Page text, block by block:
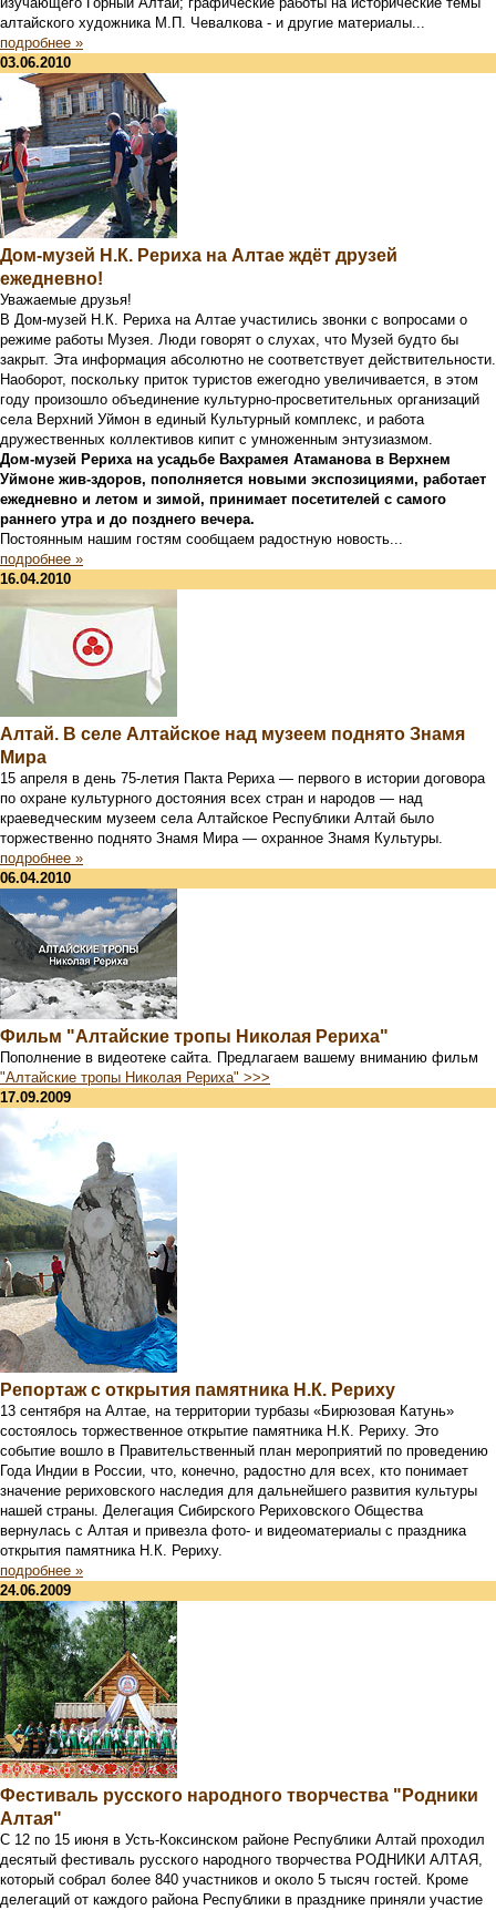
алтайского художника М.П. Чевалкова - и другие материалы...
подробнее »
03.06.2010
Дом-музей Н.К. Рериха на Алтае ждёт друзей
ежедневно!
Уважаемые друзья!
В Дом-музей Н.К. Рериха на Алтае участились звонки с вопросами о
режиме работы Музея. Люди говорят о слухах, что Музей будто бы
закрыт. Эта информация абсолютно не соответствует действительности.
Наоборот, поскольку приток туристов ежегодно увеличивается, в этом
году произошло объединение культурно-просветительных организаций
села Верхний Уймон в единый Культурный комплекс, и работа
дружественных коллективов кипит с умноженным энтузиазмом.
Дом-музей Рериха на усадьбе Вахрамея Атаманова в Верхнем
Уймоне жив-здоров, пополняется новыми экспозициями, работает
ежедневно и летом и зимой, принимает посетителей с самого
раннего утра и до позднего вечера.
Постоянным нашим гостям сообщаем радостную новость...
подробнее »
16.04.2010
Алтай. В селе Алтайское над музеем поднято Знамя
Мира
15 апреля в день 75-летия Пакта Рериха — первого в истории договора
по охране культурного достояния всех стран и народов — над
краеведческим музеем села Алтайское Республики Алтай было
торжественно поднято Знамя Мира — охранное Знамя Культуры.
подробнее »
06.04.2010
Фильм "Алтайские тропы Николая Рериха"
Пополнение в видеотеке сайта. Предлагаем вашему вниманию фильм
"Алтайские тропы Николая Рериха" >>>
17.09.2009
Репортаж с открытия памятника Н.К. Рериху
13 сентября на Алтае, на территории турбазы «Бирюзовая Катунь»
состоялось торжественное открытие памятника Н.К. Рериху. Это
событие вошло в Правительственный план мероприятий по проведению
Года Индии в России, что, конечно, радостно для всех, кто понимает
значение рериховского наследия для дальнейшего развития культуры
нашей страны. Делегация Сибирского Рериховского Общества
вернулась с Алтая и привезла фото- и видеоматериалы с праздника
открытия памятника Н.К. Рериху.
подробнее »
24.06.2009
Фестиваль русского народного творчества "Родники
Алтая"
С 12 по 15 июня в Усть-Коксинском районе Республики Алтай проходил
десятый фестиваль русского народного творчества РОДНИКИ АЛТАЯ,
который собрал более 840 участников и около 5 тысяч гостей. Кроме
делегаций от каждого района Республики в празднике приняли участие